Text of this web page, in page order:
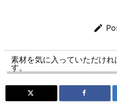

素材を気に入っていただけ
す。